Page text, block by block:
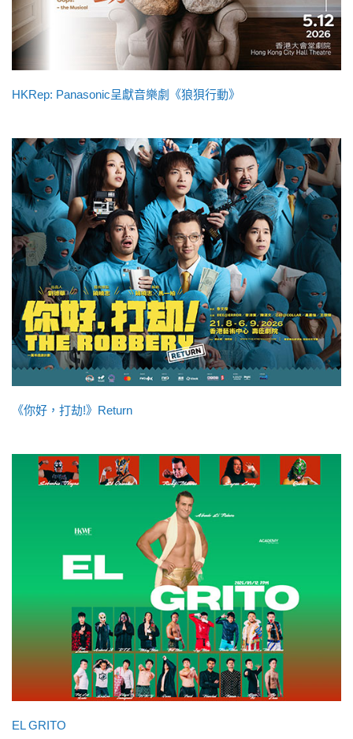
HKRep: Panasonic呈獻音樂劇《狼狽行動》
《你好，打劫!》Return
EL GRITO